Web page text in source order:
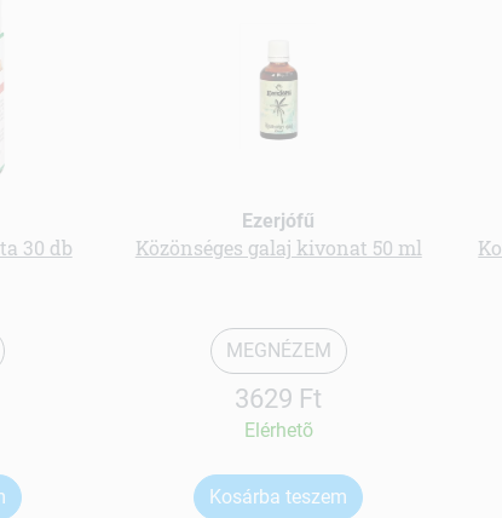
30 db
Ezerjófű
Közönséges galaj kivonat 50 ml
MEGNÉZEM
3629 Ft
Elérhetõ
Kosárba teszem